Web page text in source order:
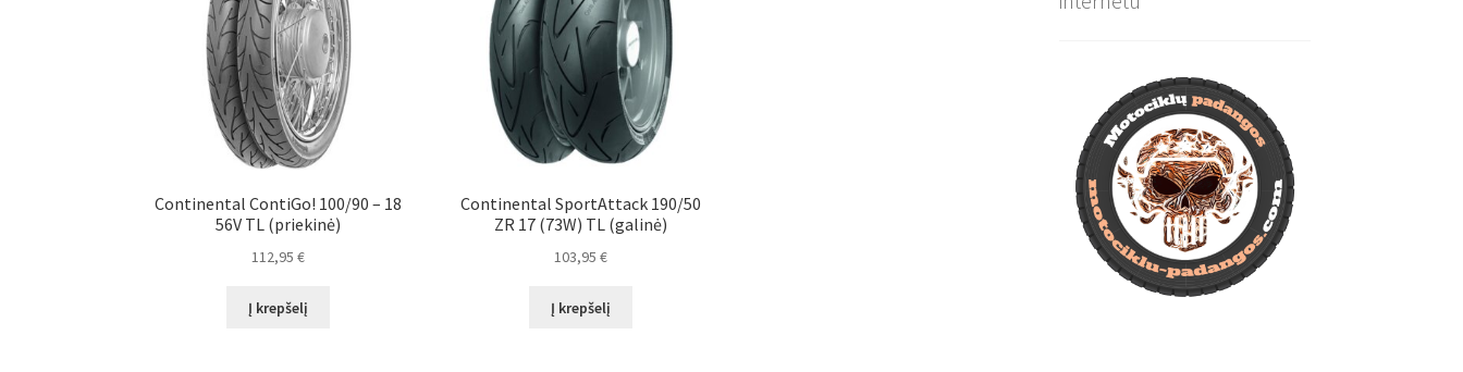
Continental ContiGo! 100/90 – 18
56V TL (priekinė)
112,95€
Į krepšelį
Continental SportAttack 190/50
ZR 17 (73W) TL (galinė)
103,95 €
Į krepšelį